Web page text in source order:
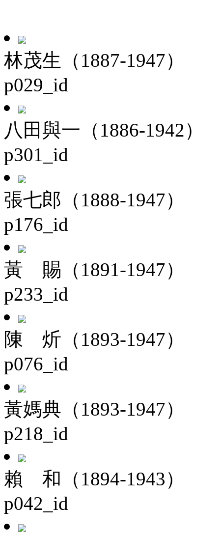
林茂生（1887-1947）
p029_id
八田與一（1886-1942）
p301_id
張七郎（1888-1947）
p176_id
黃 賜（1891-1947）
p233_id
陳 炘（1893-1947）
p076_id
黃媽典（1893-1947）
p218_id
賴 和（1894-1943）
p042_id